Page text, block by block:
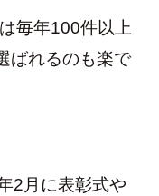
毎年100件以上
ばれるのも楽で
2月に表彰式や